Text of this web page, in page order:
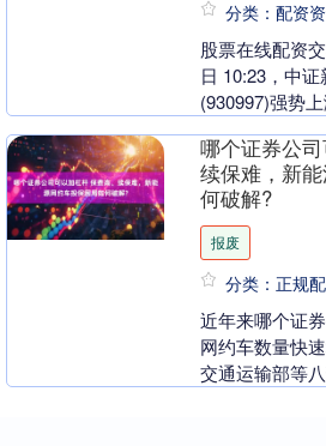
分类：配资
股票在线配资
日 10:23，中
(930997)强势
哪个证券公司
续保难，新
何破解?
报废
分类：正规
近年来哪个证
网约车数量快
交通运输部等